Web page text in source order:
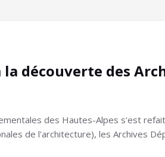
découverte des
des Hautes-Alpes s'est
de l'architecture), les Archives